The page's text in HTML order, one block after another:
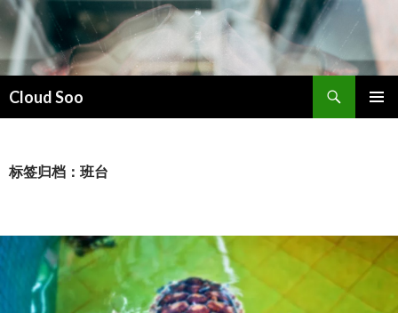
Cloud Soo
索
文
标签归档：班台